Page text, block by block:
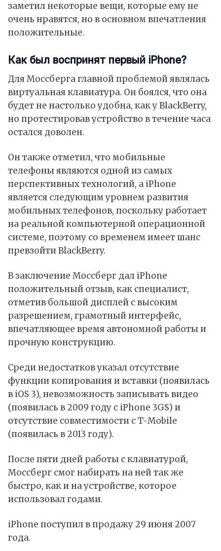
заметил некоторые вещи, которые ему не
очень нравятся, но в основном впечатления
положительные.
Как был воспринят первый iPhone?
Для Моссберга главной проблемой являлась
виртуальная клавиатура. Он боялся, что она
будет не настолько удобна, как у BlackBerry,
но протестировав устройство в течение часа
остался доволен.
Он также отметил, что мобильные
телефоны являются одной из самых
перспективных технологий, а iPhone
является следующим уровнем развития
мобильных телефонов, поскольку работает
на реальной компьютерной операционной
системе, поэтому со временем имеет шанс
превзойти BlackBerry.
В заключение Моссберг дал iPhone
положительный отзыв, как специалист,
отметив большой дисплей с высоким
разрешением, грамотный интерфейс,
впечатляющее время автономной работы и
прочную конструкцию.
Среди недостатков указал отсутствие
функции копирования и вставки (появилась
в iOS 3), невозможность записывать видео
(появилась в 2009 году с iPhone 3GS) и
отсутствие совместимости с T-Mobile
(появилась в 2013 году).
После пяти дней работы с клавиатурой,
Моссберг смог набирать на ней так же
быстро, как и на устройстве, которое
использовал годами.
iPhone поступил в продажу 29 июня 2007
года.